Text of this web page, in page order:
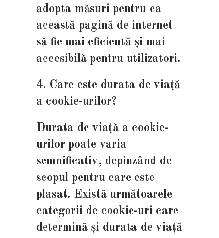
adopta măsuri pentru ca
această pagină de internet
să fie mai eficientă și mai
accesibilă pentru utilizatori.
4. Care este durata de viață
a cookie-urilor?
Durata de viață a cookie-
urilor poate varia
semnificativ, depinzând de
scopul pentru care este
plasat. Există următoarele
categorii de cookie-uri care
determină și durata de viață